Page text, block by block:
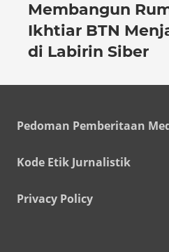
Membangun
Ikhtiar BTN
di Labirin Siber
Pedoman Pemberitaan
Kode Etik Jurnalistik
Privacy Policy